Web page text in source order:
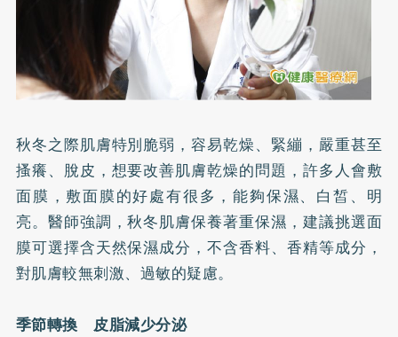
秋冬之際肌膚特別脆弱，容易乾燥、緊繃，嚴重甚至
搔癢、脫皮，想要改善肌膚乾燥的問題，許多人會敷
面膜，敷面膜的好處有很多，能夠保濕、白皙、明
亮。醫師強調，秋冬肌膚保養著重保濕，建議挑選面
膜可選擇含天然保濕成分，不含香料、香精等成分，
對肌膚較無刺激、過敏的疑慮。
季節轉換 皮脂減少分泌